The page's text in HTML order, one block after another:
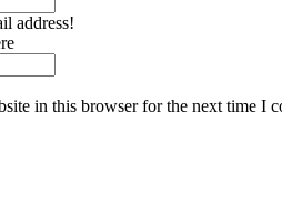
address!
in this browser for the next time I